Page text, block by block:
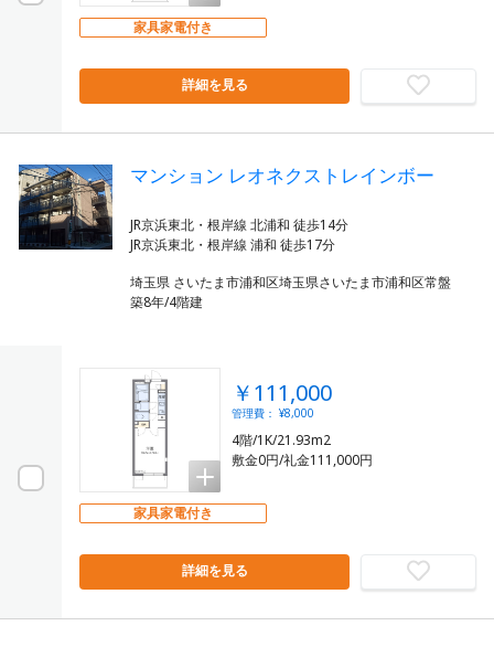
家具家電付き
詳細を見る
マンション レオネクストレインボー
JR京浜東北・根岸線 北浦和 徒歩14分
埼玉県 さいたま市浦和区埼玉県さいたま市浦和区常盤
築8年/4階建
￥111,000
管理費： ¥8,000
4階/1K/21.93m2
敷金0円/礼金111,000円
家具家電付き
詳細を見る